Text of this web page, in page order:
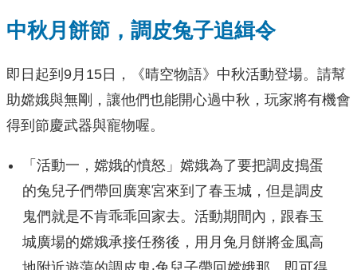
中秋月餅節，調皮兔子追緝令
即日起到9月15日，《晴空物語》中秋活動登場。請幫
助嫦娥與無剛，讓他們也能開心過中秋，玩家將有機會
得到節慶武器與寵物喔。
「活動一，嫦娥的憤怒」嫦娥為了要把調皮搗蛋
的兔兒子們帶回廣寒宮來到了春玉城，但是調皮
鬼們就是不肯乖乖回家去。活動期間內，跟春玉
城廣場的嫦娥承接任務後，用月兔月餅將金風高